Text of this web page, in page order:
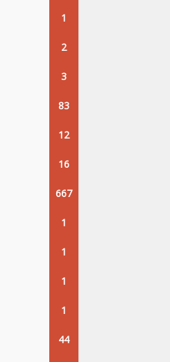
1
2
3
83
12
16
667
1
1
1
1
44